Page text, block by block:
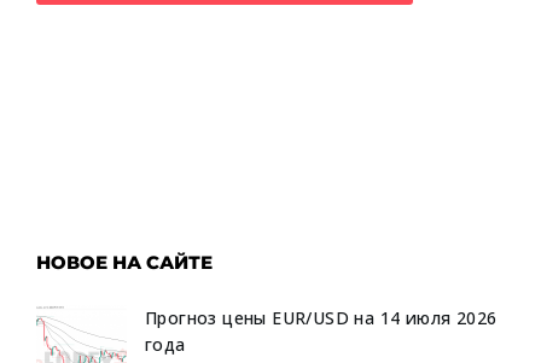
НОВОЕ НА САЙТЕ
Прогноз цены EUR/USD на 14 июля 2026
года